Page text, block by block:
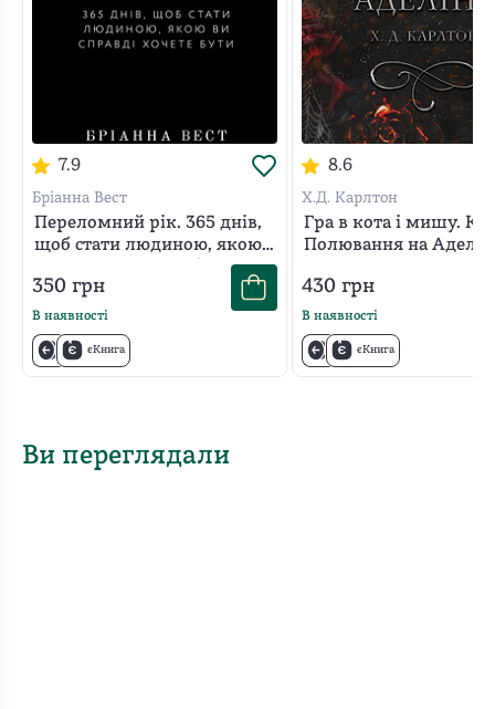
7.9
Бріанна Вест
Переломний рік. 365 днів,
щоб стати людиною, якою
350 грн
В наявності
єКнига
8.6
Х.Д. Карлтон
Гра в кота і мишу.
Полювання на
430грн
В наявності
єКнига
Ви переглядали